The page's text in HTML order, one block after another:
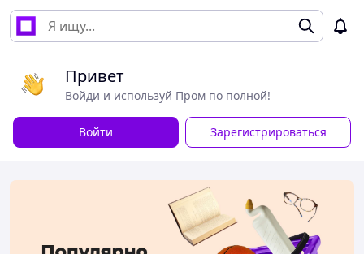
Привет
Войди и используй Пром по полной!
Войти Зарегистрироваться